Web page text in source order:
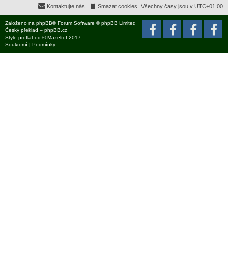
Všechny časy jsou v UTC+01:00
Smazat cookies
Kontaktujte nás
Založeno na phpBB® Forum Software © phpBB Limited
Český překlad – phpBB.cz
Style proflat od ©Mazeltof 2017
Soukromí | Podmínky